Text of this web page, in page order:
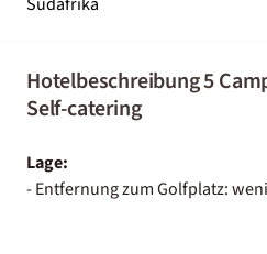
Hotelbeschreibung 5
Self-catering
Lage:
- Entfernung zum Golfplatz: